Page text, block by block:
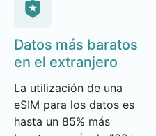
Datos más baratos
en el extranjero
La utilización de una
eSIM para los datos es
hasta un 85% más